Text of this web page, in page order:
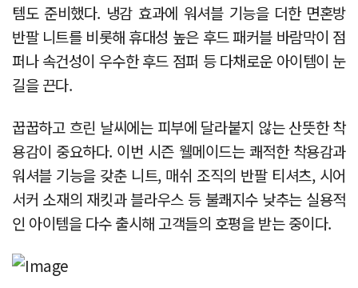
템도 준비했다. 냉감 효과에 워셔블 기능을 더한 면혼방
반팔 니트를 비롯해 휴대성 높은 후드 패커블 바람막이 점
퍼나 속건성이 우수한 후드 점퍼 등 다채로운 아이템이 눈
길을 끈다.
꿉꿉하고 흐린 날씨에는 피부에 달라붙지 않는 산뜻한 착
용감이 중요하다. 이번 시즌 웰메이드는 쾌적한 착용감과
워셔블 기능을 갖춘 니트, 매쉬 조직의 반팔 티셔츠, 시어
서커 소재의 재킷과 블라우스 등 불쾌지수 낮추는 실용적
인 아이템을 다수 출시해 고객들의 호평을 받는 중이다.